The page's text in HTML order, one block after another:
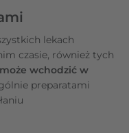
lekach
czasie, również tych
wchodzić w
preparatami